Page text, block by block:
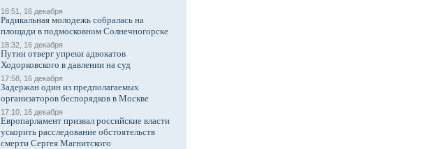
18:51, 16 декабря
Радикальная молодежь собралась на
площади в подмосковном Солнечногорске
18:32, 16 декабря
Путин отверг упреки адвокатов
Ходорковского в давлении на суд
17:58, 16 декабря
Задержан один из предполагаемых
организаторов беспорядков в Москве
17:10, 16 декабря
Европарламент призвал российские власти
ускорить расследование обстоятельств
смерти Сергея Магнитского